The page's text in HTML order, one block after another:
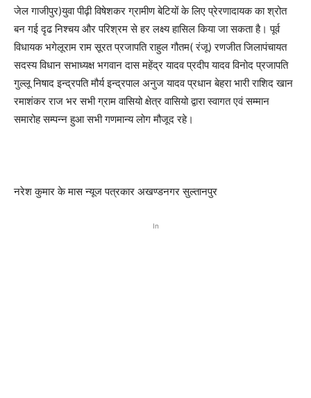
जेल गाजीपुर)युवा पीढ़ी विषेशकर ग्रामीण बेटियों के लिए प्रेरणादायक का श्रोत
बन गई दृढ निश्चय और परिश्रम से हर लक्ष्य हासिल किया जा सकता है। पूर्व
विधायक भगेलूराम राम सूरत प्रजापति राहुल गौतम( रंजू) रणजीत जिलापंचायत
सदस्य विधान सभाध्यक्ष भगवान दास महेंद्र यादव प्रदीप यादव विनोद प्रजापति
गुल्लू निषाद इन्द्रपति मौर्य इन्द्रपाल अनुज यादव प्रधान बेहरा भारी राशिद खान
रमाशंकर राज भर सभी ग्राम वासियो क्षेत्र वासियो द्वारा स्वागत एवं सम्मान
समारोह सम्पन्न हुआ सभी गणमान्य लोग मौजूद रहे।
नरेश कुमार के मास न्यूज पत्रकार अखण्डनगर सुल्तानपुर
In